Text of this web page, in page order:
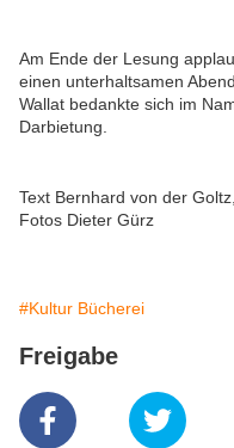
Am Ende der Lesung
einen unterhaltsamen
Wallat bedankte sich im
Darbietung.
Text Bernhard von der
Fotos Dieter Gürz
#Kultur Bücherei
Freigabe